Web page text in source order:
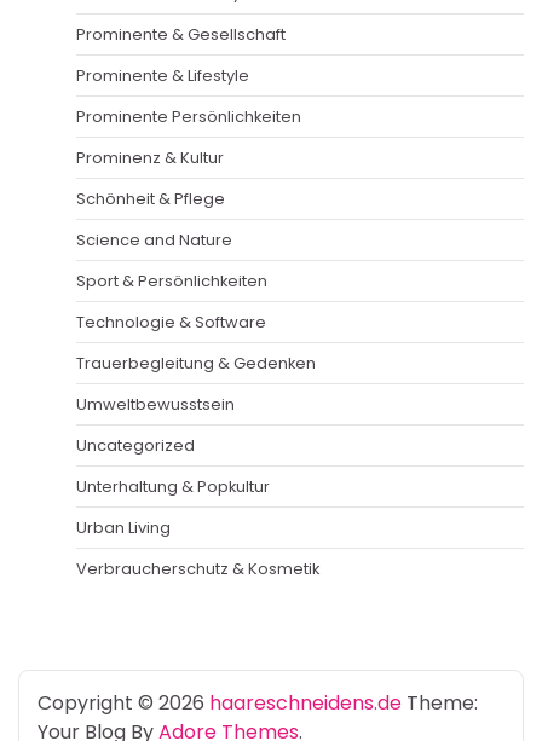
Prominente & Gesellschaft
Prominente & Lifestyle
Prominente Persönlichkeiten
Prominenz & Kultur
Schönheit & Pflege
Science and Nature
Sport & Persönlichkeiten
Technologie & Software
Trauerbegleitung & Gedenken
Umweltbewusstsein
Uncategorized
Unterhaltung & Popkultur
Urban Living
Verbraucherschutz & Kosmetik
Copyright © 2026 haareschneidens.de Theme:
Your Blog ByAdore Themes.